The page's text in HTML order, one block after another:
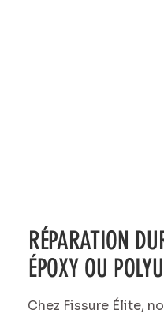
RÉPARATION
ÉPOXY OU
Chez Fissure Élite,